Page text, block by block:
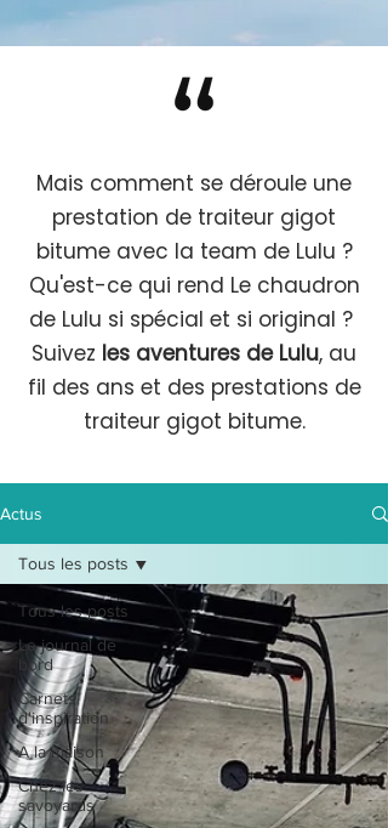
Mais comment se déroule une
prestation de traiteur gigot
bitume avec la team de Lulu ?
Qu'est-ce qui rend Le chaudron
de Lulu si spécial et si original ?
Suivez les aventures de Lulu, au
fil des ans et des prestations de
traiteur gigot bitume.
Actus
Tous les posts
Le journal de
bord
Carnets
d'inspiration
A la maison
Chez les
savoyards
Tous les posts